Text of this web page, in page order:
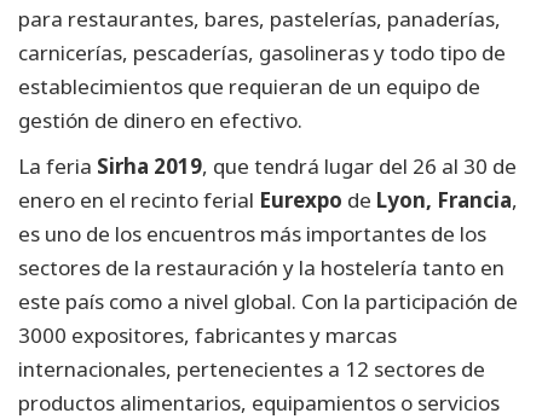
para restaurantes, bares, pastelerías, panaderías,
carnicerías, pescaderías, gasolineras y todo tipo de
establecimientos que requieran de un equipo de
gestión de dinero en efectivo.
La feria Sirha 2019, que tendrá lugar del 26 al 30 de
enero en el recinto ferial Eurexpo de Lyon, Francia,
es uno de los encuentros más importantes de los
sectores de la restauración y la hostelería tanto en
este país como a nivel global. Con la participación de
3000 expositores, fabricantes y marcas
internacionales, pertenecientes a 12 sectores de
productos alimentarios, equipamientos o servicios